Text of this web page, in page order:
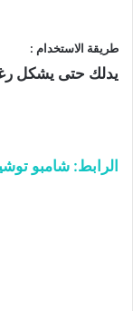
طريقة الاستخدام :
يدلك حتى يشكل
الرابط: شامبو